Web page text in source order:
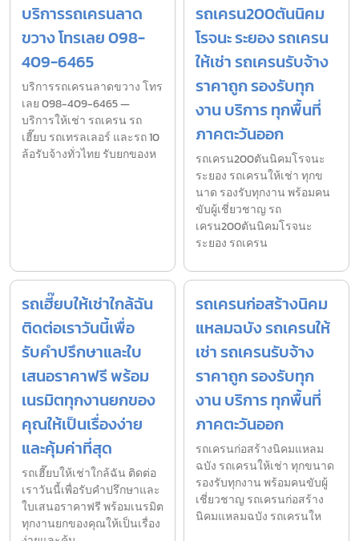
บริการรถเครนลาด
ขวาง โทรเลย 098-
409-6465
บริการรถเครนลาดขวาง โทร
เลย 098-409-6465 —
บริการให้เช่า รถเครน รถ
เฮี๊ยบ รถเทรลเลอร์ และรถ 10
ล้อรับจ้างทั่วไทย รับยกของห
รถเครน200ตันนิคม
โรจนะ ระยอง รถเครน
ให้เช่า รถเครนรับจ้าง
ราคาถูก รองรับทุก
งาน บริการ ทุกพื้นที่
ภาคตะวันออก
รถเครน200ตันนิคมโรจนะ
ระยอง รถเครนให้เช่า ทุกข
นาด รองรับทุกงาน พร้อมคน
ขับผู้เชี่ยวชาญ รถ
เครน200ตันนิคมโรจนะ
ระยอง รถเครน
รถเฮี๊ยบให้เช่าใกล้ฉัน
ติดต่อเราวันนี้เพื่อ
รับคำปรึกษาและใบ
เสนอราคาฟรี พร้อม
เนรมิตทุกงานยกของ
คุณให้เป็นเรื่องง่าย
และคุ้มค่าที่สุด
รถเฮี๊ยบให้เช่าใกล้ฉัน ติดต่อ
เราวันนี้เพื่อรับคำปรึกษาและ
ใบเสนอราคาฟรี พร้อมเนรมิต
ทุกงานยกของคุณให้เป็นเรื่อง
รถเครนก่อสร้างนิคม
แหลมฉบัง รถเครนให้
เช่า รถเครนรับจ้าง
ราคาถูก รองรับทุก
งาน บริการ ทุกพื้นที่
ภาคตะวันออก
รถเครนก่อสร้างนิคมแหลม
ฉบัง รถเครนให้เช่า ทุกขนาด
รองรับทุกงาน พร้อมคนขับผู้
เชี่ยวชาญ รถเครนก่อสร้าง
นิคมแหลมฉบัง รถเครนให